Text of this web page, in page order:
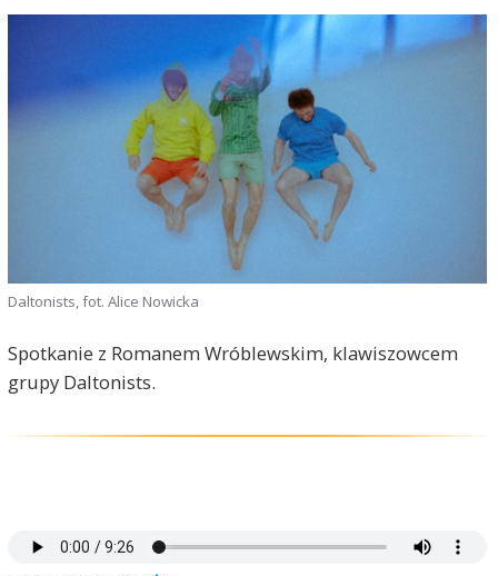
Daltonists, fot. Alice Nowicka
Spotkanie z Romanem Wróblewskim, klawiszowcem
grupy Daltonists.